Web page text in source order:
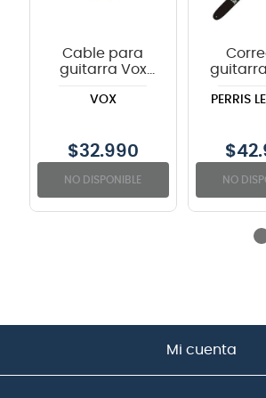
Cable para
guitarra Vox
negro - 6
VOX
$32.990
NO DISPONIBLE
Beatles
PERRIS
$
NO
Mi cuenta